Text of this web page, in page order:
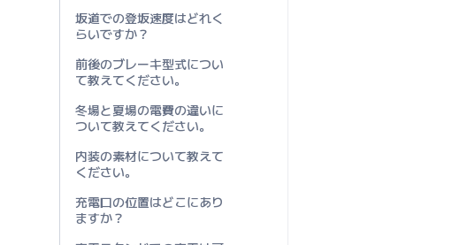
坂道での登坂速度はどれく
らいですか？
前後のブレーキ型式につい
て教えてください。
冬場と夏場の電費の違いに
ついて教えてください。
内装の素材について教えて
ください。
充電口の位置はどこにあり
ますか？